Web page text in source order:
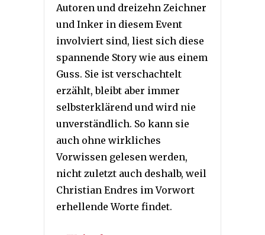
Autoren und dreizehn Zeichner
und Inker in diesem Event
involviert sind, liest sich diese
spannende Story wie aus einem
Guss. Sie ist verschachtelt
erzählt, bleibt aber immer
selbsterklärend und wird nie
unverständlich. So kann sie
auch ohne wirkliches
Vorwissen gelesen werden,
nicht zuletzt auch deshalb, weil
Christian Endres im Vorwort
erhellende Worte findet.